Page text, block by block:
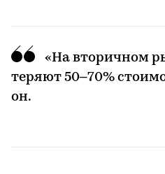
«На вторичном
теряют 50–70%
он.